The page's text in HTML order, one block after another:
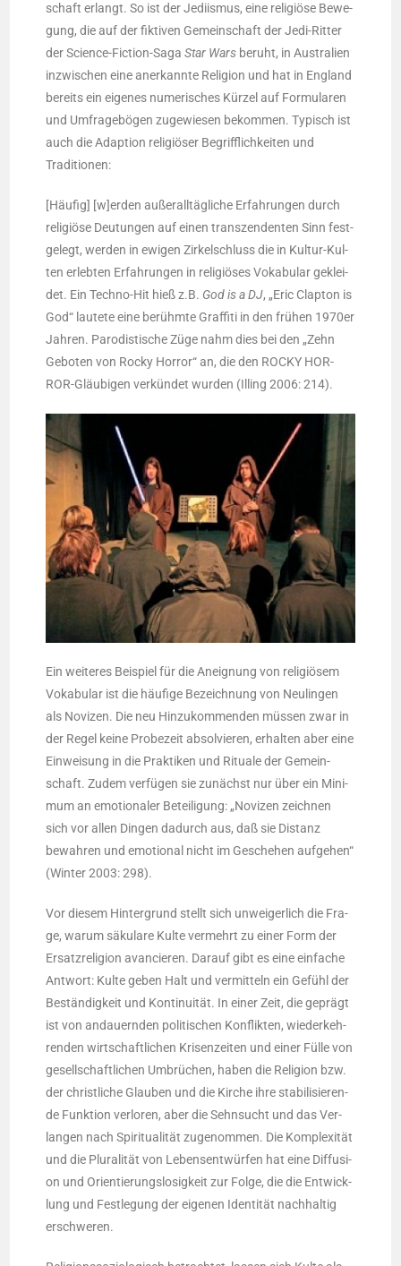
schaft erlangt. So ist der Jedi­is­mus, eine reli­giö­se Bewe­
gung, die auf der fik­ti­ven Gemein­schaft der Jedi-Rit­ter
der Sci­ence-Fic­tion-SagaStar Wars beruht, in Aus­tra­li­en
inzwi­schen eine aner­kann­te Reli­gi­on und hat in Eng­land
bereits ein eige­nes nume­ri­sches Kür­zel auf For­mu­la­ren
und Umfra­ge­bö­gen zuge­wie­sen bekom­men. Typisch ist
auch die Adap­ti­on reli­giö­ser Begriff­lich­kei­ten und
Traditionen:
[Häu­fig] [w]erden außer­all­täg­li­che Erfah­run­gen durch
reli­giö­se Deu­tun­gen auf einen tran­szen­den­ten Sinn fest­
ge­legt, wer­den in ewi­gen Zir­kel­schluss die in Kul­tur-Kul­
ten erleb­ten Erfah­run­gen in reli­giö­ses Voka­bu­lar geklei­
det. Ein Tech­no-Hit hieß z.B. God is a DJ, „Eric Clap­ton is
God“ lau­te­te eine berühm­te Graf­fi­ti in den frü­hen 1970er
Jah­ren. Par­odis­ti­sche Züge nahm dies bei den „Zehn
Gebo­ten von Rocky Hor­ror“ an, die den ROCKY HOR­
ROR-Gläu­bi­gen ver­kün­det wur­den (Illing 2006: 214).
Ein wei­te­res Bei­spiel für die Aneig­nung von reli­giö­sem
Voka­bu­lar ist die häu­fi­ge Bezeich­nung von Neu­lin­gen
als Novi­zen. Die neu Hin­zu­kom­men­den müs­sen zwar in
der Regel kei­ne Pro­be­zeit absol­vie­ren, erhal­ten aber eine
Ein­wei­sung in die Prak­ti­ken und Ritua­le der Gemein­
schaft. Zudem ver­fü­gen sie zunächst nur über ein Mini­
mum an emo­tio­na­ler Betei­li­gung: „Novi­zen zeich­nen
sich vor allen Din­gen dadurch aus, daß sie Distanz
bewah­ren und emo­tio­nal nicht im Gesche­hen auf­ge­hen“
(Win­ter 2003: 298).
Vor die­sem Hin­ter­grund stellt sich unwei­ger­lich die Fra­
ge, war­um säku­la­re Kul­te ver­mehrt zu einer Form der
Ersatz­re­li­gi­on avan­cie­ren. Dar­auf gibt es eine ein­fa­che
Ant­wort: Kul­te geben Halt und ver­mit­teln ein Gefühl der
Bestän­dig­keit und Kon­ti­nui­tät. In einer Zeit, die geprägt
ist von andau­ern­den poli­ti­schen Kon­flik­ten, wie­der­keh­
ren­den wirt­schaft­li­chen Kri­sen­zei­ten und einer Fül­le von
gesell­schaft­li­chen Umbrü­chen, haben die Reli­gi­on bzw.
der christ­li­che Glau­ben und die Kir­che ihre sta­bi­li­sie­ren­
de Funk­ti­on ver­lo­ren, aber die Sehn­sucht und das Ver­
lan­gen nach Spi­ri­tua­li­tät zuge­nom­men. Die Kom­ple­xi­tät
und die Plu­ra­li­tät von Lebens­ent­wür­fen hat eine Dif­fu­si­
on und Ori­en­tie­rungs­lo­sig­keit zur Fol­ge, die die Ent­wick­
lung und Fest­le­gung der eige­nen Iden­ti­tät nach­hal­tig
erschweren.